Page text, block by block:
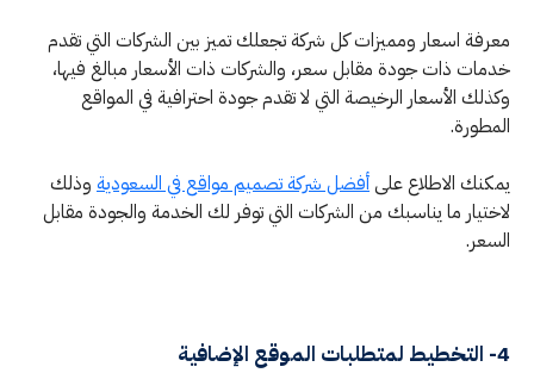
معرفة اسعار ومميزات كل شركة تجعلك تميز بين الشركات التي تقدم
خدمات ذات جودة مقابل سعر، والشركات ذات الأسعار مبالغ فيها،
وكذلك الأسعار الرخيصة التي لا تقدم جودة احترافية في المواقع
المطورة.
يمكنك الاطلاع علىأفضل شركة تصميم مواقع في السعودية وذلك
لاختيار ما يناسبك من الشركات التي توفر لك الخدمة والجودة مقابل
السعر.
4- التخطيط لمتطلبات الموقع الإضافية